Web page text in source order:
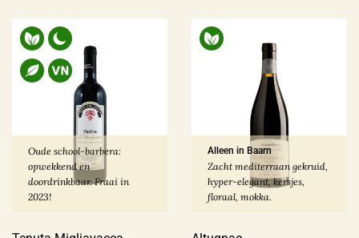
Oude school-barbera:
opwekkend en
doordrinkbaar. Fraai in
2023!
Alleen in Baarn
Zacht mediterraan gekruid,
hyper-elegant, kersjes,
floraal, mokka.